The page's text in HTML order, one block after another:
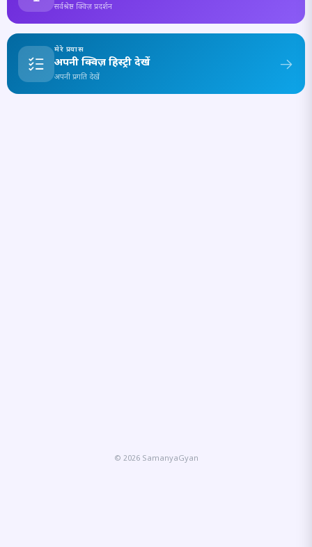
सर्वश्रेष्ठ क्विज़ प्रदर्शन
मेरे प्रयास
अपनी क्विज़ हिस्ट्री देखें
अपनी प्रगति देखें
© 2026 SamanyaGyan